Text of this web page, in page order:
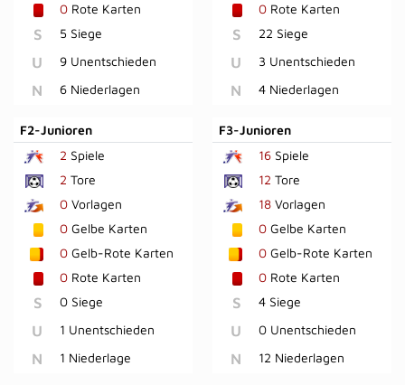
0 Rote Karten
S 5 Siege
U 9 Unentschieden
N 6 Niederlagen
0Rote Karten
S 22 Siege
U 3 Unentschieden
N 4 Niederlagen
F2-Junioren
2 Spiele
2 Tore
0 Vorlagen
0 Gelbe Karten
0 Gelb-Rote Karten
0 Rote Karten
S 0 Siege
U 1 Unentschieden
N 1 Niederlage
F3-Junioren
16Spiele
12 Tore
18Vorlagen
0Gelbe Karten
0Gelb-Rote Karten
0Rote Karten
S 4 Siege
U 0 Unentschieden
N 12 Niederlagen